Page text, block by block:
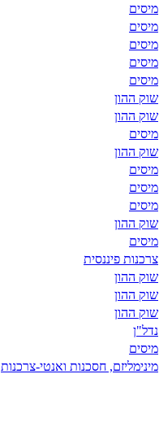
מיסים
מיסים
מיסים
מיסים
מיסים
שוק ההון
שוק ההון
מיסים
שוק ההון
מיסים
מיסים
מיסים
שוק ההון
מיסים
צרכנות פיננסית
שוק ההון
שוק ההון
שוק ההון
נדל"ן
מיסים
מינימליזם, חסכנות ואנטי-צרכנות